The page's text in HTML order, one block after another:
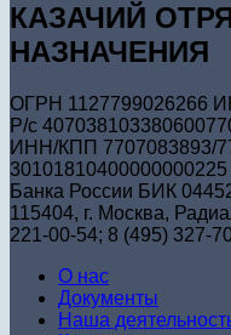
КАЗАЧИЙ
НАЗНАЧЕНИЯ
ОГРН 1127799026266
Р/с
ИНН/КПП 7707083893/
Банка России БИК
115404, г. Москва,
221-00-54; 8 (495) 327-
О нас
Документы
Наша